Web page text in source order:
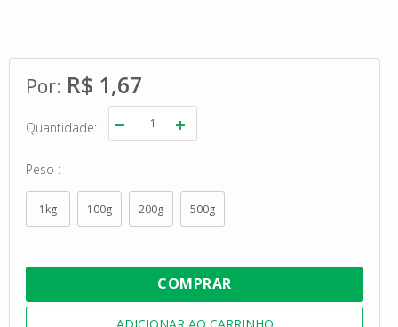
R$ 1,67
Quantidade
Peso
1kg 100g 200g 500g